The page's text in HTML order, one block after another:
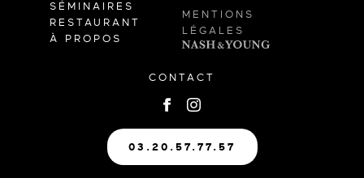
SÉMINAIRES
RESTAURANT
À PROPOS
MENTIONS
LÉGALES
CONTACT
03.20.57.77.57